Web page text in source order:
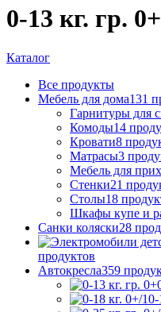
0-13 кг. гр. 0+
Каталог
Все продукты
Мебель для дома131
Гарнитуры для
Комоды14
Кровати8
Матрасы3
Мебель для
Стенки21
Столы18
Шкафы купе и
Санки коляски28
продуктов
Автокресла359
0-